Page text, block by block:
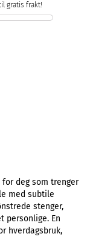
gratis frakt!
deg som trenger
med subtile
stenger,
personlige. En
hverdagsbruk,